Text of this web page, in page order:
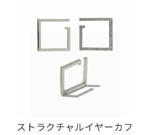
ストラクチャルイヤーカフ